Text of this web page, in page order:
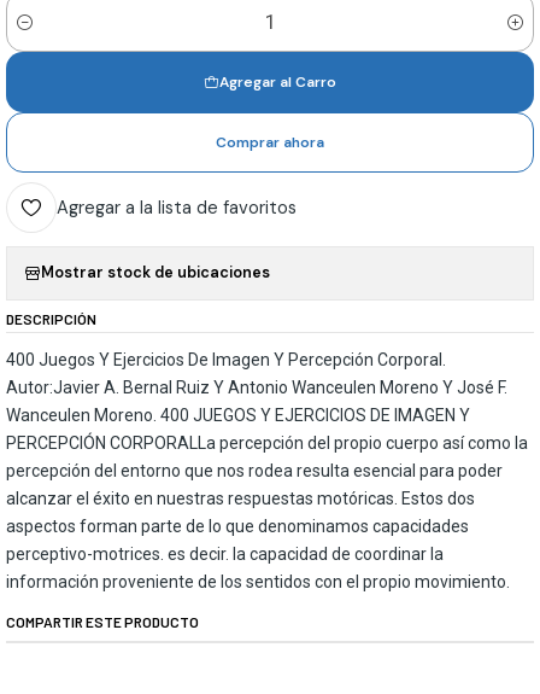
Cantidad
Agregar al Carro
Comprar ahora
Agregar a la lista de favoritos
Mostrar stock de ubicaciones
DESCRIPCIÓN
400 Juegos Y Ejercicios De Imagen Y Percepción Corporal.
Autor:Javier A. Bernal Ruiz Y Antonio Wanceulen Moreno Y José F.
Wanceulen Moreno. 400 JUEGOS Y EJERCICIOS DE IMAGEN Y
PERCEPCIÓN CORPORALLa percepción del propio cuerpo así como la
percepción del entorno que nos rodea resulta esencial para poder
alcanzar el éxito en nuestras respuestas motóricas. Estos dos
aspectos forman parte de lo que denominamos capacidades
perceptivo-motrices. es decir. la capacidad de coordinar la
información proveniente de los sentidos con el propio movimiento.
COMPARTIR ESTE PRODUCTO